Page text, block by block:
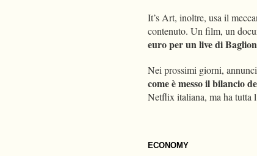
ECONOMY
It’s Art, inoltre, usa il
contenuto. Un film, un
euro per un live di
Nei prossimi giorni,
come è messo il bilancio
Netflix italiana, ma ha tutta